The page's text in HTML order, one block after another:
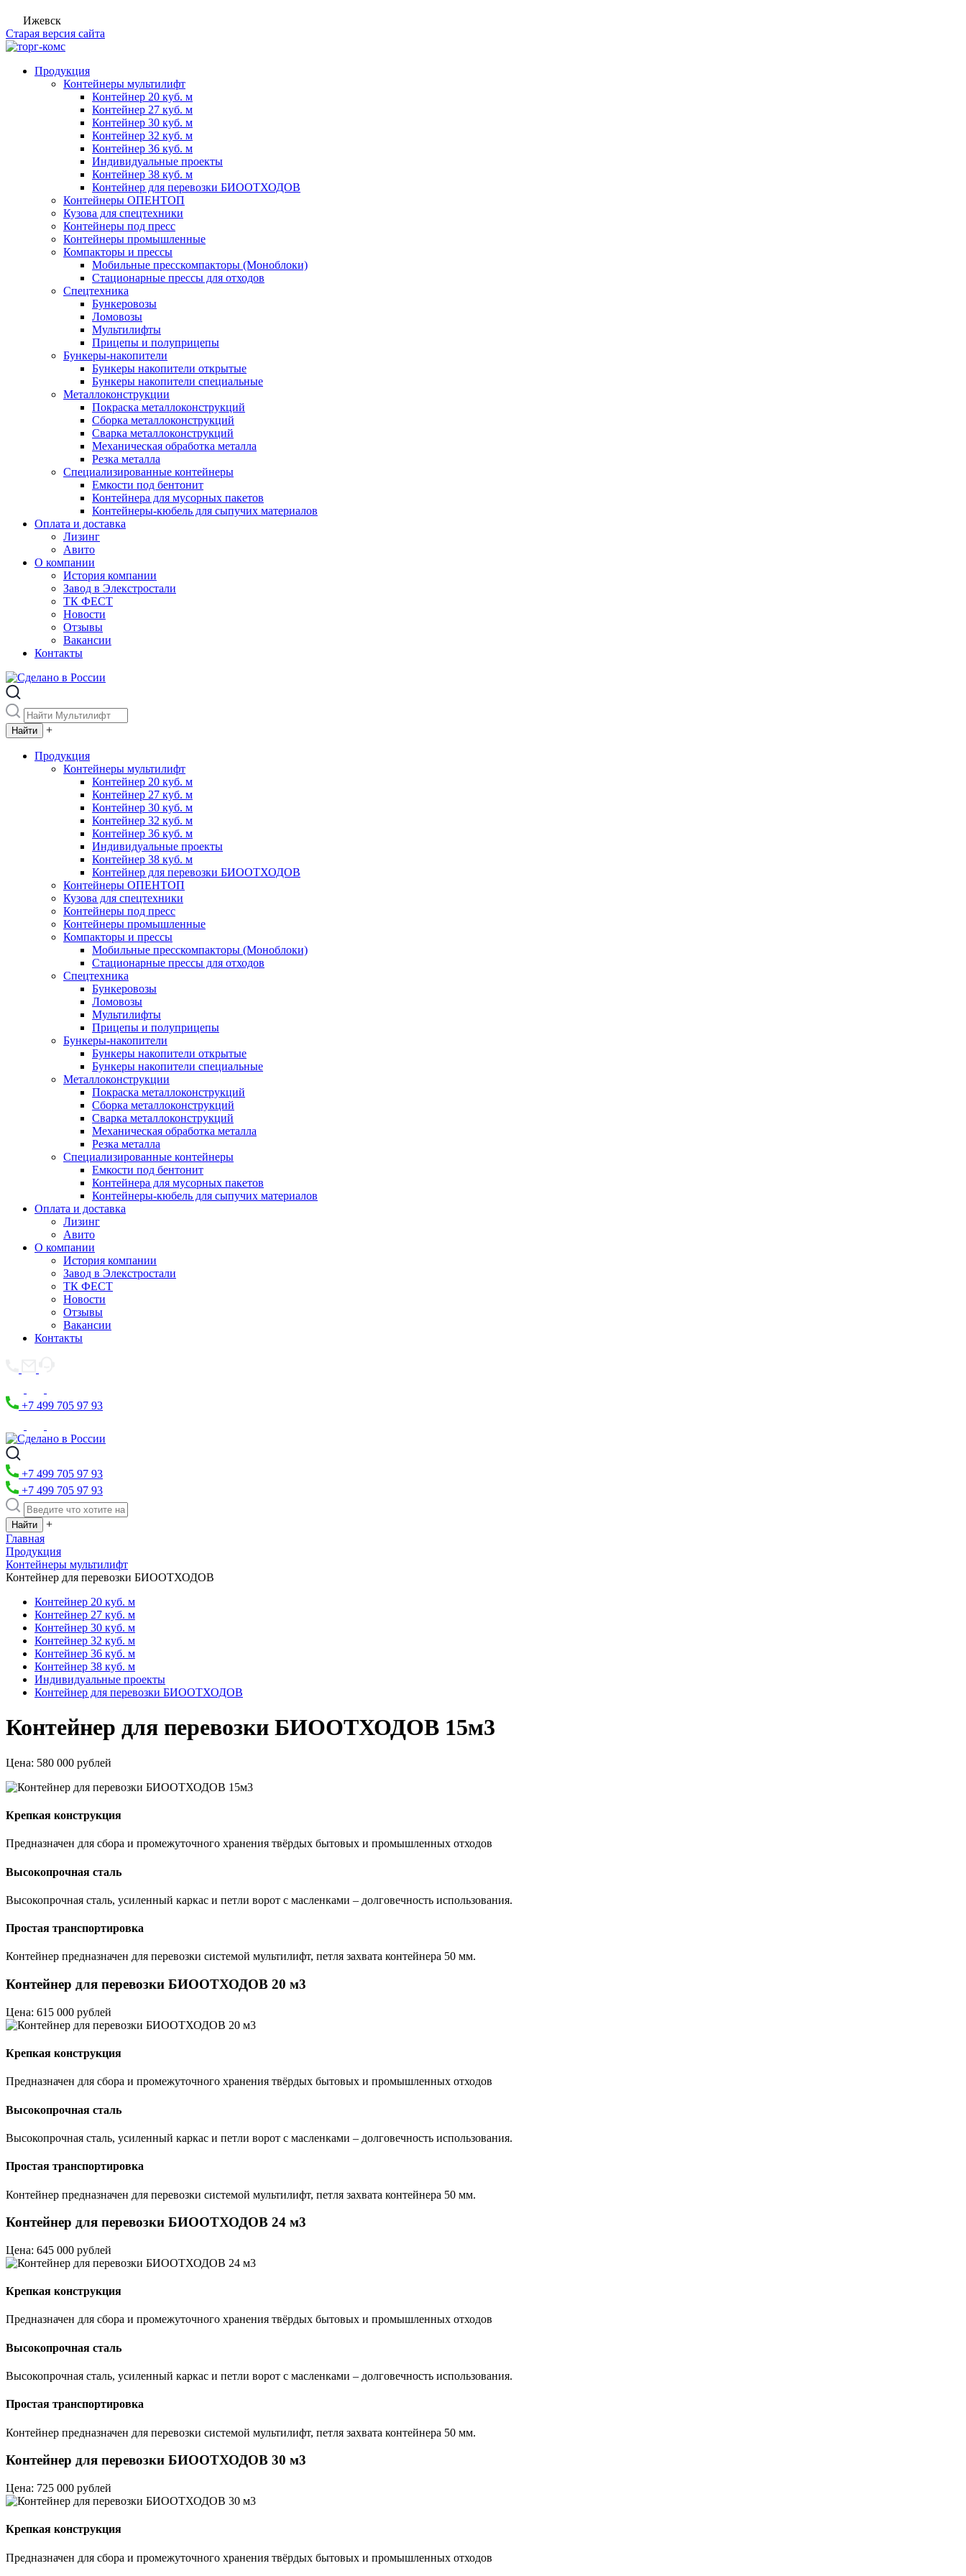
Ижевск
Старая версия сайта
Продукция
Контейнеры мультилифт
Контейнер 20 куб. м
Контейнер 27 куб. м
Контейнер 30 куб. м
Контейнер 32 куб. м
Контейнер 36 куб. м
Индивидуальные проекты
Контейнер 38 куб. м
Контейнер для перевозки БИООТХОДОВ
Контейнеры ОПЕНТОП
Кузова для спецтехники
Контейнеры под пресс
Контейнеры промышленные
Компакторы и прессы
Мобильные пресскомпакторы (Моноблоки)
Стационарные прессы для отходов
Спецтехника
Бункеровозы
Ломовозы
Мультилифты
Прицепы и полуприцепы
Бункеры-накопители
Бункеры накопители открытые
Бункеры накопители специальные
Металлоконструкции
Покраска металлоконструкций
Сборка металлоконструкций
Сварка металлоконструкций
Механическая обработка металла
Резка металла
Специализированные контейнеры
Емкости под бентонит
Контейнера для мусорных пакетов
Контейнеры-кюбель для сыпучих материалов
Оплата и доставка
Лизинг
Авито
О компании
История компании
Завод в Элекстростали
ТК ФЕСТ
Новости
Отзывы
Вакансии
Контакты
+
Продукция
Контейнеры мультилифт
Контейнер 20 куб. м
Контейнер 27 куб. м
Контейнер 30 куб. м
Контейнер 32 куб. м
Контейнер 36 куб. м
Индивидуальные проекты
Контейнер 38 куб. м
Контейнер для перевозки БИООТХОДОВ
Контейнеры ОПЕНТОП
Кузова для спецтехники
Контейнеры под пресс
Контейнеры промышленные
Компакторы и прессы
Мобильные пресскомпакторы (Моноблоки)
Стационарные прессы для отходов
Спецтехника
Бункеровозы
Ломовозы
Мультилифты
Прицепы и полуприцепы
Бункеры-накопители
Бункеры накопители открытые
Бункеры накопители специальные
Металлоконструкции
Покраска металлоконструкций
Сборка металлоконструкций
Сварка металлоконструкций
Механическая обработка металла
Резка металла
Специализированные контейнеры
Емкости под бентонит
Контейнера для мусорных пакетов
Контейнеры-кюбель для сыпучих материалов
Оплата и доставка
Лизинг
Авито
О компании
История компании
Завод в Элекстростали
ТК ФЕСТ
Новости
Отзывы
Вакансии
Контакты
+7 499 705 97 93
+7 499 705 97 93
+7 499 705 97 93
+
Главная
Продукция
Контейнеры мультилифт
Контейнер для перевозки БИООТХОДОВ
Контейнер 20 куб. м
Контейнер 27 куб. м
Контейнер 30 куб. м
Контейнер 32 куб. м
Контейнер 36 куб. м
Контейнер 38 куб. м
Индивидуальные проекты
Контейнер для перевозки БИООТХОДОВ
Контейнер для перевозки БИООТХОДОВ 15м3
Цена: 580 000 рублей
Крепкая конструкция
Предназначен для сбора и промежуточного хранения твёрдых бытовых и промышленных отходов
Высокопрочная сталь
Высокопрочная сталь, усиленный каркас и петли ворот с масленками – долговечность использования.
Простая транспортировка
Контейнер предназначен для перевозки системой мультилифт, петля захвата контейнера 50 мм.
Контейнер для перевозки БИООТХОДОВ 20 м3
Цена: 615 000 рублей
Крепкая конструкция
Предназначен для сбора и промежуточного хранения твёрдых бытовых и промышленных отходов
Высокопрочная сталь
Высокопрочная сталь, усиленный каркас и петли ворот с масленками – долговечность использования.
Простая транспортировка
Контейнер предназначен для перевозки системой мультилифт, петля захвата контейнера 50 мм.
Контейнер для перевозки БИООТХОДОВ 24 м3
Цена: 645 000 рублей
Крепкая конструкция
Предназначен для сбора и промежуточного хранения твёрдых бытовых и промышленных отходов
Высокопрочная сталь
Высокопрочная сталь, усиленный каркас и петли ворот с масленками – долговечность использования.
Простая транспортировка
Контейнер предназначен для перевозки системой мультилифт, петля захвата контейнера 50 мм.
Контейнер для перевозки БИООТХОДОВ 30 м3
Цена: 725 000 рублей
Крепкая конструкция
Предназначен для сбора и промежуточного хранения твёрдых бытовых и промышленных отходов